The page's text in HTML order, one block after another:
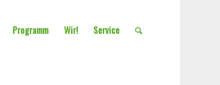
Programm Wir! Service